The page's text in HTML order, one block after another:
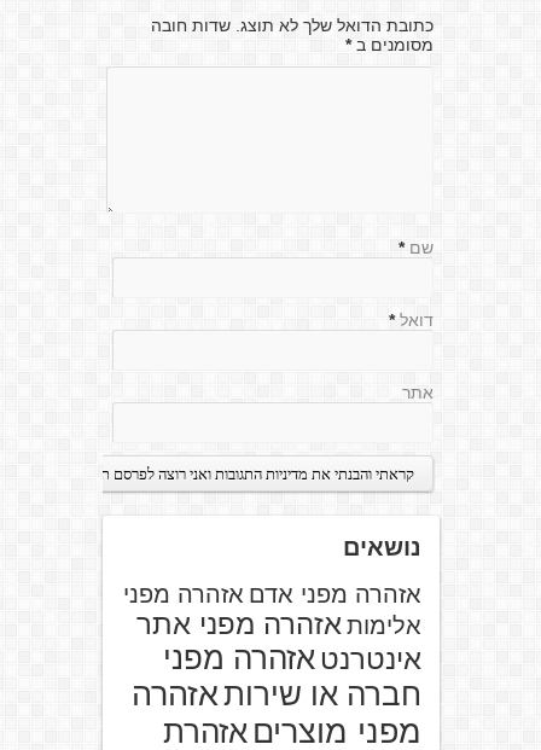
כתובת הדואל שלך לא תוצג. שדות חובה
מסומנים ב*
שם *
דואל *
אתר
נושאים
אזהרה מפני אדם אזהרה מפני
אלימות אזהרה מפני אתר
אינטרנט אזהרה מפני
חברה או שירותאזהרה
מפני מוצרים אזהרת